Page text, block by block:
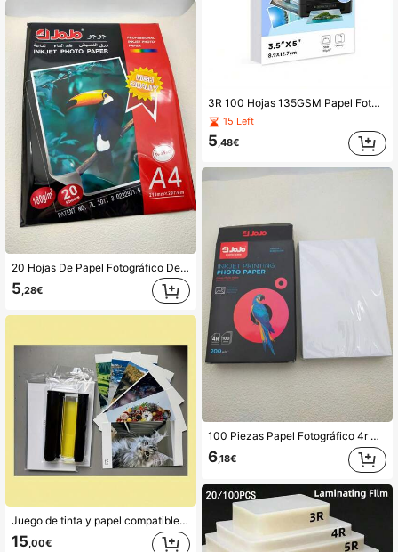
20 Hojas De Papel Fotográfico De Inyección De Tinta De Alto Brillo De Doble Cara De 180 G Para A4
5 ,28€
Juego de tinta y papel compatible con Selphy CP1500 CP1300 CP1200 CP1000, 36 hojas de papel fotográfico (4x6 pulgadas) con 1 cartucho de tinta
15,00€
3R 100 Hojas 135GSM Papel Fotográfico Brillante Imprimible 3.5x5 Hoja Papel Fotográfico Autoadhesivo para Inyección de Tinta Etiqueta Para Scrapbooking, Logotipo de Marca, Pegatinas de Decoración de Fiesta
15 Left
5,48€
100 Piezas Papel Fotográfico 4r De 200gsm
6,18€